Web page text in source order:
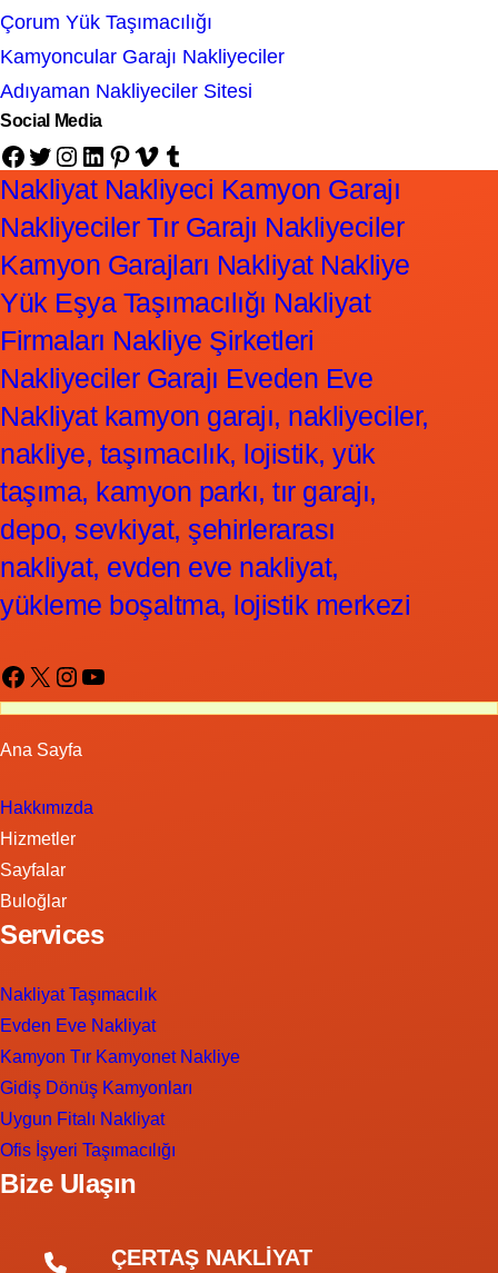
Çorum Yük Taşımacılığı
Kamyoncular Garajı Nakliyeciler
Adıyaman Nakliyeciler Sitesi
Social Media
Facebook Twitter Instagram LinkedIn Pinterest Vimeo Tumblr
Nakliyat Nakliyeci Kamyon Garajı
Nakliyeciler Tır Garajı Nakliyeciler
Kamyon Garajları Nakliyat Nakliye
Yük Eşya Taşımacılığı Nakliyat
Firmaları Nakliye Şirketleri
Nakliyeciler Garajı Eveden Eve
Nakliyat kamyon garajı, nakliyeciler,
nakliye, taşımacılık, lojistik, yük
taşıma, kamyon parkı, tır garajı,
depo, sevkiyat, şehirlerarası
nakliyat, evden eve nakliyat,
yükleme boşaltma, lojistik merkezi
Facebook X Instagram YouTube
Ana Sayfa
Hakkımızda
Hizmetler
Sayfalar
Buloğlar
Services
Nakliyat Taşımacılık
Evden Eve Nakliyat
Kamyon Tır Kamyonet Nakliye
Gidiş Dönüş Kamyonları
Uygun Fitalı Nakliyat
Ofis İşyeri Taşımacılığı
Bize Ulaşın
ÇERTAŞ NAKLİYAT